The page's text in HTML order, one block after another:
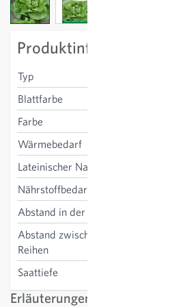
Produktinformation
Typ
Blattfarbe
Farbe
Wärmebedarf
Lateinischer Name
Nährstoffbedarf
Abstand in der Reihe
Abstand zwischen den
Reihen
Saattiefe
Erläuterungen